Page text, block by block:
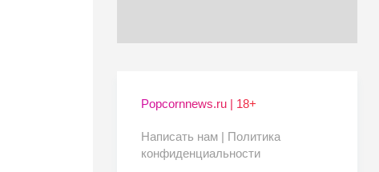
Popcornnews.ru | 18+
Написать нам | Политика
конфиденциальности